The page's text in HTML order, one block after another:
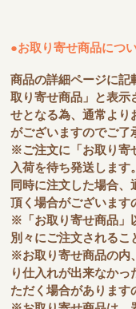
●お取り寄せ商品につ
商品の詳細ページに記
取り寄せ商品」と表示
せとなる為、通常より
がございますのでご了
※ご注文に「お取り寄
入荷を待ち発送しま
同時に注文した場合
頂く場合がございます
※「お取り寄せ商品」
別々にご注文されるこ
※お取り寄せ商品の内
り仕入れが出来なか
ただく場合があります